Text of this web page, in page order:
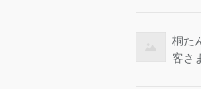
桐た
客さ